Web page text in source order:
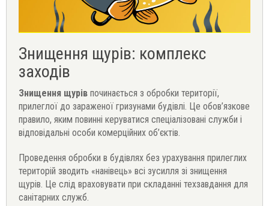
Знищення щурів: комплекс
заходів
Знищення щурів починається з обробки території,
прилеглої до зараженої гризунами будівлі. Це обов’язкове
правило, яким повинні керуватися спеціалізовані служби і
відповідальні особи комерційних об’єктів.
Проведення обробки в будівлях без урахування прилеглих
територій зводить «нанівець» всі зусилля зі знищення
щурів. Це слід враховувати при складанні техзавдання для
санітарних служб.